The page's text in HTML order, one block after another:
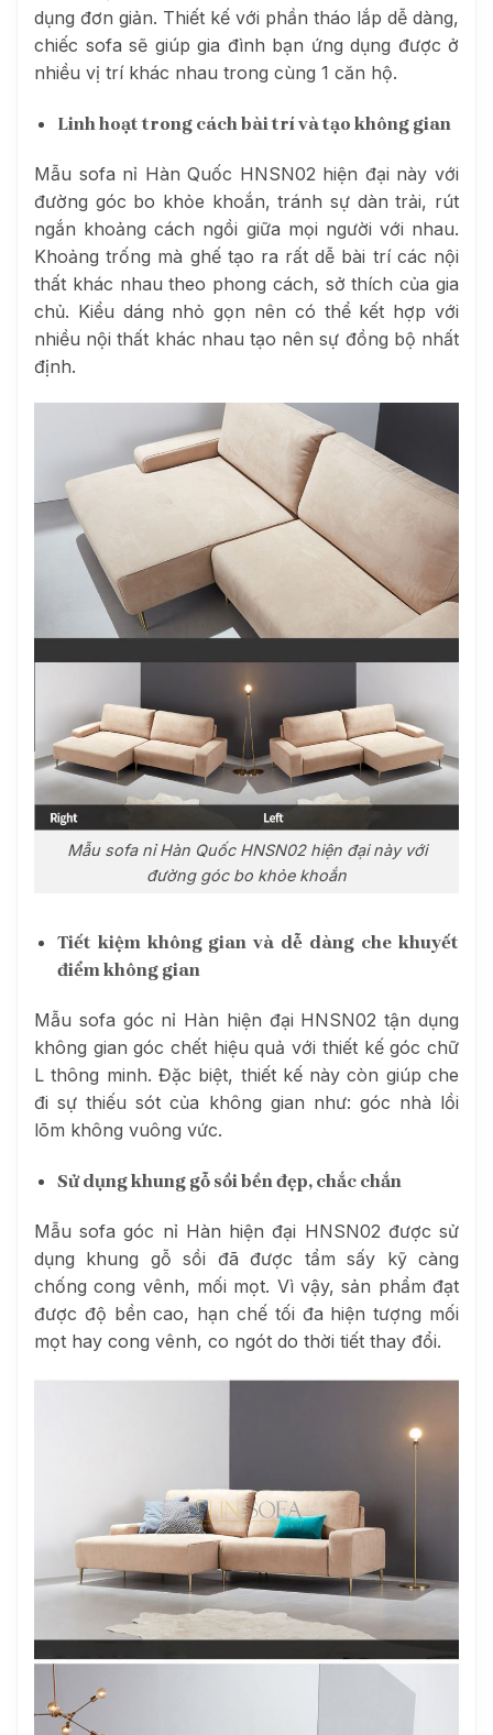
dụng đơn giản. Thiết kế với phần tháo lắp dễ dàng,
chiếc sofa sẽ giúp gia đình bạn ứng dụng được ở
nhiều vị trí khác nhau trong cùng 1 căn hộ.
Linh hoạt trong cách bài trí và tạo không gian
Mẫu sofa nỉ Hàn Quốc HNSN02 hiện đại này với
đường góc bo khỏe khoắn, tránh sự dàn trải, rút
ngắn khoảng cách ngồi giữa mọi người với nhau.
Khoảng trống mà ghế tạo ra rất dễ bài trí các nội
thất khác nhau theo phong cách, sở thích của gia
chủ. Kiểu dáng nhỏ gọn nên có thể kết hợp với
nhiều nội thất khác nhau tạo nên sự đồng bộ nhất
định.
Mẫu sofa nỉ Hàn Quốc HNSN02 hiện đại này với
đường góc bo khỏe khoắn
Tiết kiệm không gian và dễ dàng che khuyết
điểm không gian
Mẫu sofa góc nỉ Hàn hiện đại HNSN02 tận dụng
không gian góc chết hiệu quả với thiết kế góc chữ
L thông minh. Đặc biệt, thiết kế này còn giúp che
đi sự thiếu sót của không gian như: góc nhà lồi
lõm không vuông vức.
Sử dụng khung gỗ sồi bền đẹp, chắc chắn
Mẫu sofa góc nỉ Hàn hiện đại HNSN02 được sử
dụng khung gỗ sồi đã được tẩm sấy kỹ càng
chống cong vênh, mối mọt. Vì vậy, sản phẩm đạt
được độ bền cao, hạn chế tối đa hiện tượng mối
mọt hay cong vênh, co ngót do thời tiết thay đổi.